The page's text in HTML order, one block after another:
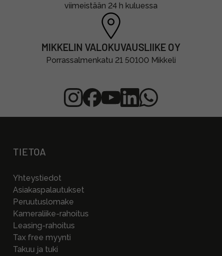
viimeistään 24 h kuluessa
MIKKELIN VALOKUVAUSLIIKE OY
Porrassalmenkatu 21 50100 Mikkeli
TIETOA
Yhteystiedot
Asiakaspalautukset
Peruutuslomake
Kameraliike-rahoitus
Leasing-rahoitus
Tax free myynti
Takuu ja tuki